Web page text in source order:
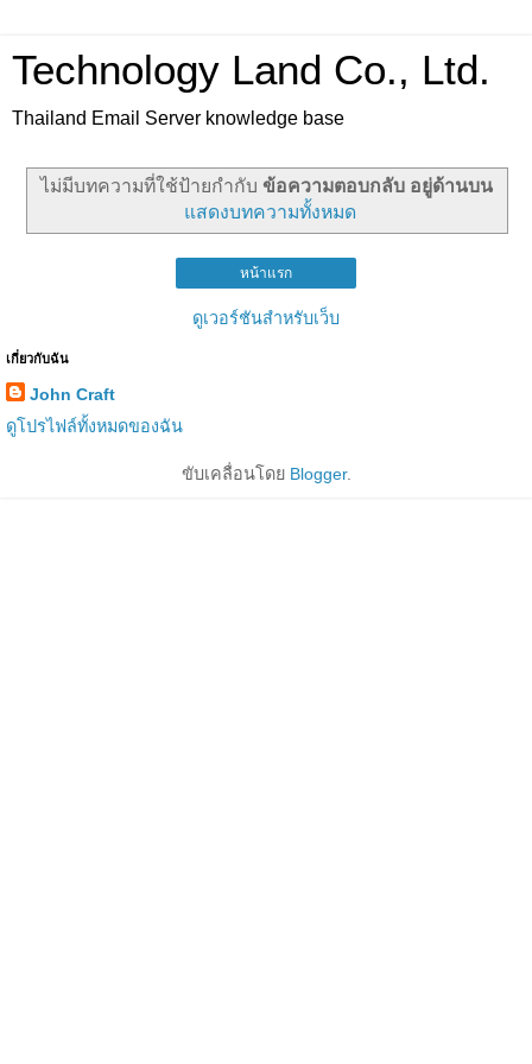
Technology Land Co., Ltd.
Thailand Email Server knowledge base
ไม่มีบทความที่ใช้ป้ายกำกับ ข้อความตอบกลับ อยู่ด้านบน
แสดงบทความทั้งหมด
หน้าแรก
ดูเวอร์ชันสำหรับเว็บ
เกี่ยวกับฉัน
John Craft
ดูโปรไฟล์ทั้งหมดของฉัน
ขับเคลื่อนโดย Blogger.